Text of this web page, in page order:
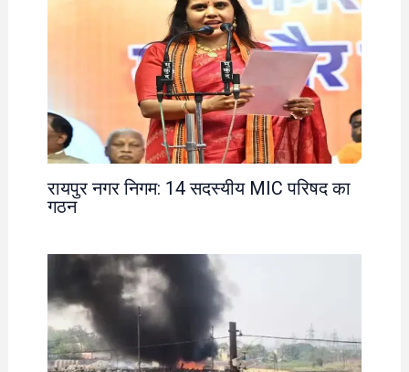
रायपुर नगर निगम: 14 सदस्यीय MIC परिषद का
गठन